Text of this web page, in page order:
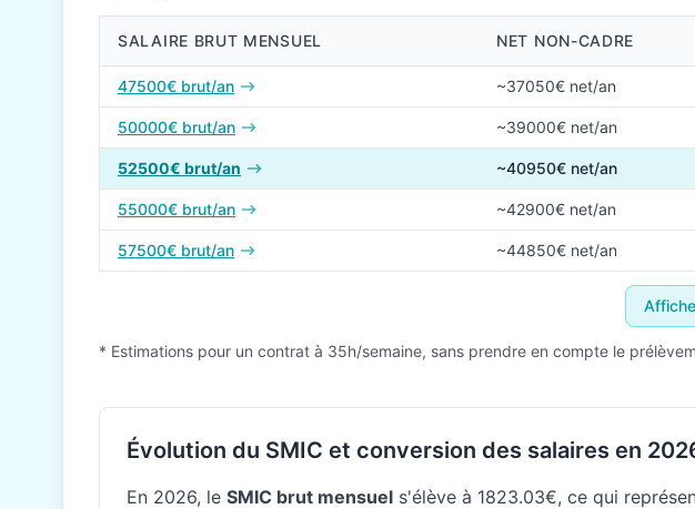
Conversions de salaire brut en net en 2026
SALAIRE BRUT MENSUEL NET NON-CADRE
47500€ brut/an ~37050€ net/an
50000€ brut/an ~39000€ net/an
52500€ brut/an ~40950€ net/an
55000€ brut/an ~42900€ net/an
57500€ brut/an ~44850€ net/an
* Estimations pour un contrat à 35h/semaine, sans prendre en compte le
Évolution du SMIC et conversion des salaires en
En 2026, le SMIC brut mensuel s'élève à 1823.03€, ce qui